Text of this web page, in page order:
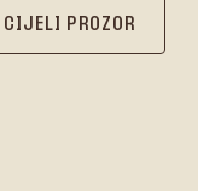
CIJELI PROZOR